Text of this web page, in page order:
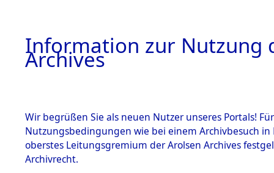
Information zur Nutzung
Archives
Wir begrüßen Sie als neuen Nutzer unseres Portals!
Nutzungsbedingungen wie bei einem Archivbesuch
oberstes Leitungsgremium der Arolsen Archives
Archivrecht.